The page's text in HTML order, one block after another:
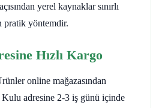
yerel kaynaklar sınırlı
pratik yöntemdir.
Hızlı Kargo
online mağazasından
adresine 2-3 iş günü içinde